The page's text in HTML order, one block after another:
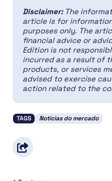
Disclaimer: The
article is for
purposes only. The
financial advice or
Edition is not
incurred as a result of
products, or services
advised to exercise
action related to the
TAGS Notícias do mercado